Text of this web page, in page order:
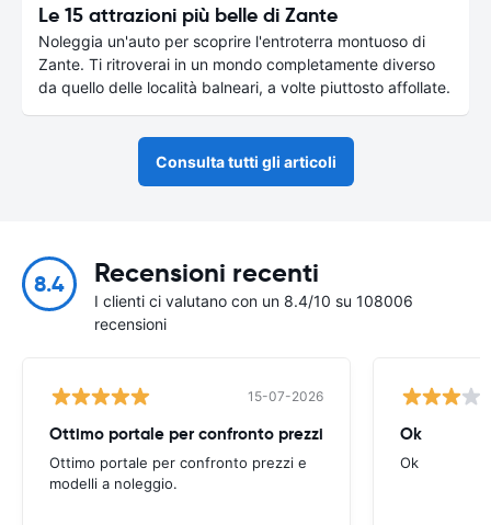
Le 15 attrazioni più belle di Zante
Noleggia un'auto per scoprire l'entroterra montuoso di
Zante. Ti ritroverai in un mondo completamente diverso
da quello delle località balneari, a volte piuttosto affollate.
Consulta tutti gli articoli
8.4 Recensioni recenti
I clienti ci valutano con un 8.4/10 su 108006
recensioni
15-07-2026
Ottimo portale per confronto prezzi
Ottimo portale per confronto prezzi e
modelli a noleggio.
Ok
Ok